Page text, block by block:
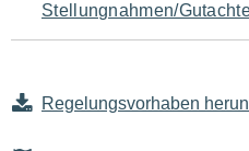
Stellungnahmen/
Regelungsvorhaben